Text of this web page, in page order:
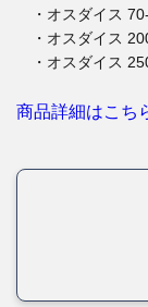
・オスダイス
・オスダイス
・オスダイス
商品詳細はこち